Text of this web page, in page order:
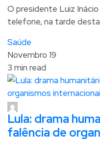
O presidente Luiz
telefone, na tarde
Saúde
Novembro 19
3 min read
Lula: drama
falência de